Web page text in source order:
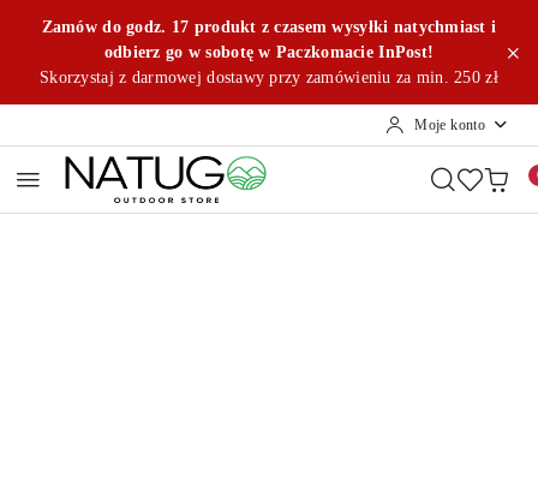
Przejdź do treści głównej
Przejdź do wyszukiwarki
Przejdź do moje konto
Przejdź do menu głównego
Przejdź do opisu produktu
Przejdź do stopki
Zamów do godz. 17 produkt z czasem wysyłki natychmiast i
odbierz go w sobotę w Paczkomacie InPost!
Skorzystaj z darmowej dostawy przy zamówieniu za min. 250 zł
Moje konto